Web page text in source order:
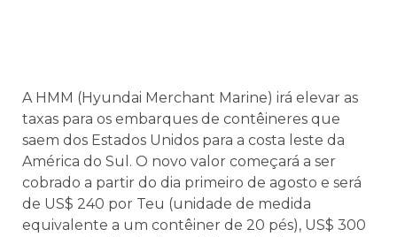
A HMM (Hyundai Merchant Marine) irá elevar as
taxas para os embarques de contêineres que
saem dos Estados Unidos para a costa leste da
América do Sul. O novo valor começará a ser
cobrado a partir do dia primeiro de agosto e será
de US$ 240 por Teu (unidade de medida
equivalente a um contêiner de 20 pés), US$ 300